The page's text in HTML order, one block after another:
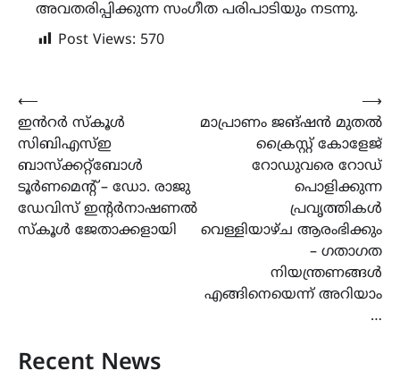
അവതരിപ്പിക്കുന്ന സംഗീത പരിപാടിയും നടന്നു.
Post Views: 570
Post
navigation
⟵
ഇൻറർ സ്കൂൾ
സിബിഎസ്ഇ
ബാസ്ക്കറ്റ്ബോൾ
ടൂർണമെന്റ് – ഡോ. രാജു
ഡേവിസ് ഇൻ്റർനാഷണൽ
സ്കൂൾ ജേതാക്കളായി
മാപ്രാണം ജങ്ഷൻ മുതൽ
ക്രൈസ്റ്റ് കോളേജ്
റോഡുവരെ റോഡ്
പൊളിക്കുന്ന
പ്രവൃത്തികൾ
വെള്ളിയാഴ്ച ആരംഭിക്കും
– ഗതാഗത
നിയന്ത്രണങ്ങൾ
എങ്ങിനെയെന്ന് അറിയാം
…
⟶
Recent News